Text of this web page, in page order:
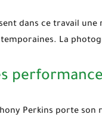
dans ce travail
La
Perkins porte son